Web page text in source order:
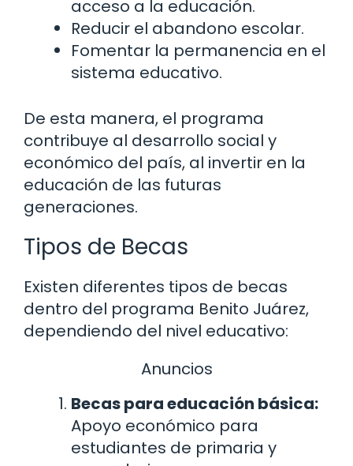
acceso a la educación.
Reducir el abandono escolar.
Fomentar la permanencia en el
sistema educativo.
De esta manera, el programa
contribuye al desarrollo social y
económico del país, al invertir en la
educación de las futuras
generaciones.
Tipos de Becas
Existen diferentes tipos de becas
dentro del programa Benito Juárez,
dependiendo del nivel educativo:
Anuncios
Becas para educación básica:
Apoyo económico para
estudiantes de primaria y